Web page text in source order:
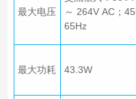
最大电压
～ 264V AC；
65Hz
最大功耗 43.3W